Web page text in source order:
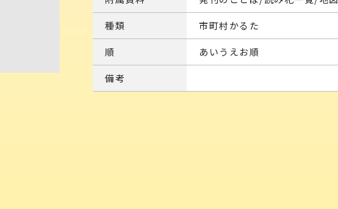
種類 市町村かるた
順 あいうえお順
備考